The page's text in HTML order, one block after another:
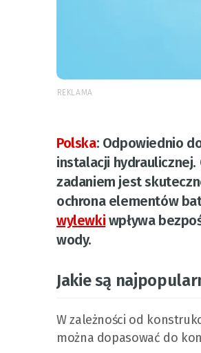
REKLAMA
Polska: Odpowiednio
instalacji
zadaniem jest
ochrona elementów
wylewki wpływa
wody.
Jakie są
W zależności od
można dopasować do